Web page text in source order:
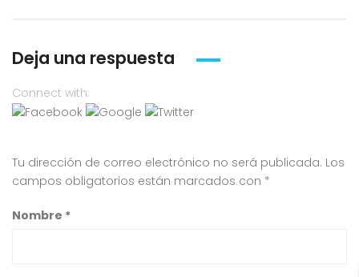
Deja una respuesta
Connect with:
Tu dirección de correo electrónico no será publicada. Los
campos obligatorios están marcados con *
Nombre *